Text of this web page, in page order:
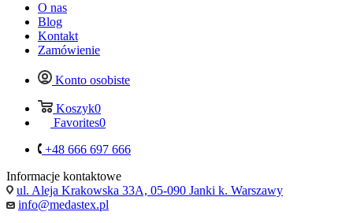
O nas
Blog
Kontakt
Zamówienie
Konto osobiste
Koszyk0
Favorites0
+48 666 697 666
Informacje kontaktowe
ul. Aleja Krakowska 33A, 05-090 Janki k. Warszawy
info@medastex.pl